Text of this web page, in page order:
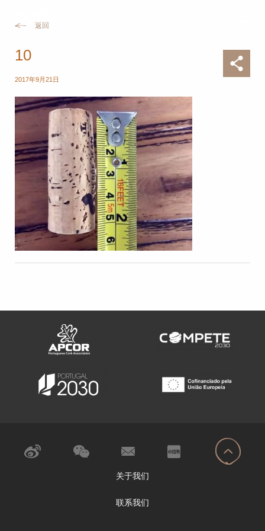
返回
10
2017年9月21日
关于我们
联系我们